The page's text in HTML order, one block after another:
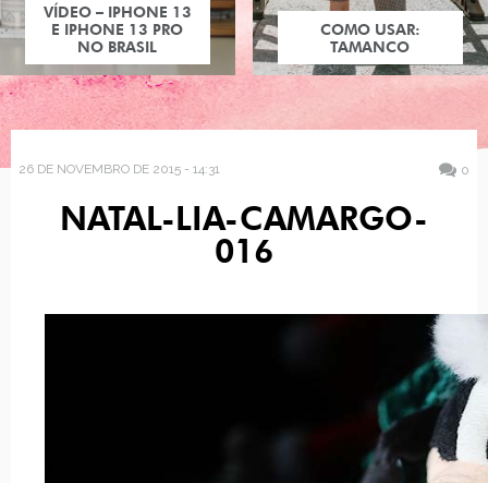
VÍDEO – IPHONE 13
E IPHONE 13 PRO
NO BRASIL
COMO USAR:
TAMANCO
26 DE NOVEMBRO DE 2015 - 14:31 0
NATAL-LIA-CAMARGO-
016